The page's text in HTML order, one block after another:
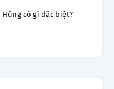
có gì đặc biệt?